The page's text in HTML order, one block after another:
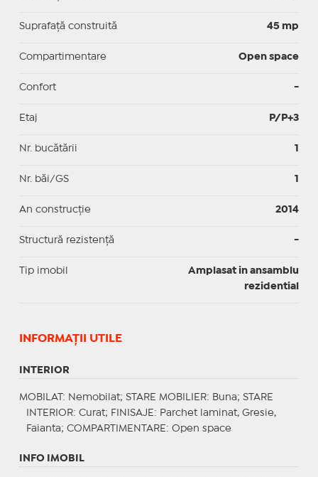
Suprafaţă construită 45 mp
Compartimentare Open space
Confort -
Etaj P/P+3
Nr. bucătării 1
Nr. băi/GS 1
An construcție 2014
Structură rezistență -
Tip imobil
Amplasat in ansamblu
rezidential
INFORMAŢII UTILE
INTERIOR
MOBILAT : Nemobilat; STARE MOBILIER: Buna; STARE
INTERIOR: Curat; FINISAJE : Parchet laminat, Gresie,
Faianta; COMPARTIMENTARE : Open space
INFO IMOBIL